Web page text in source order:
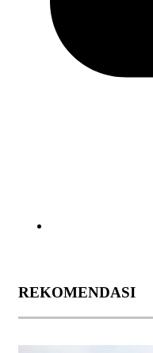
REKOMENDASI